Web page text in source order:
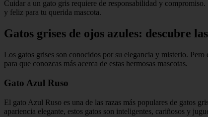
Cuidar a un gato gris requiere de responsabilidad y
y feliz para tu querida mascota.
Gatos grises de ojos azules: descubre
Los gatos grises son conocidos por su elegancia y misterio.
para que conozcas más acerca de estas hermosas mascotas.
Gato Azul Ruso
El gato Azul Ruso es una de las razas más populares de gatos
apariencia elegante, estos gatos son inteligentes, cariñosos y